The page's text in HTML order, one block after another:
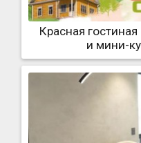
Красная
и мини-